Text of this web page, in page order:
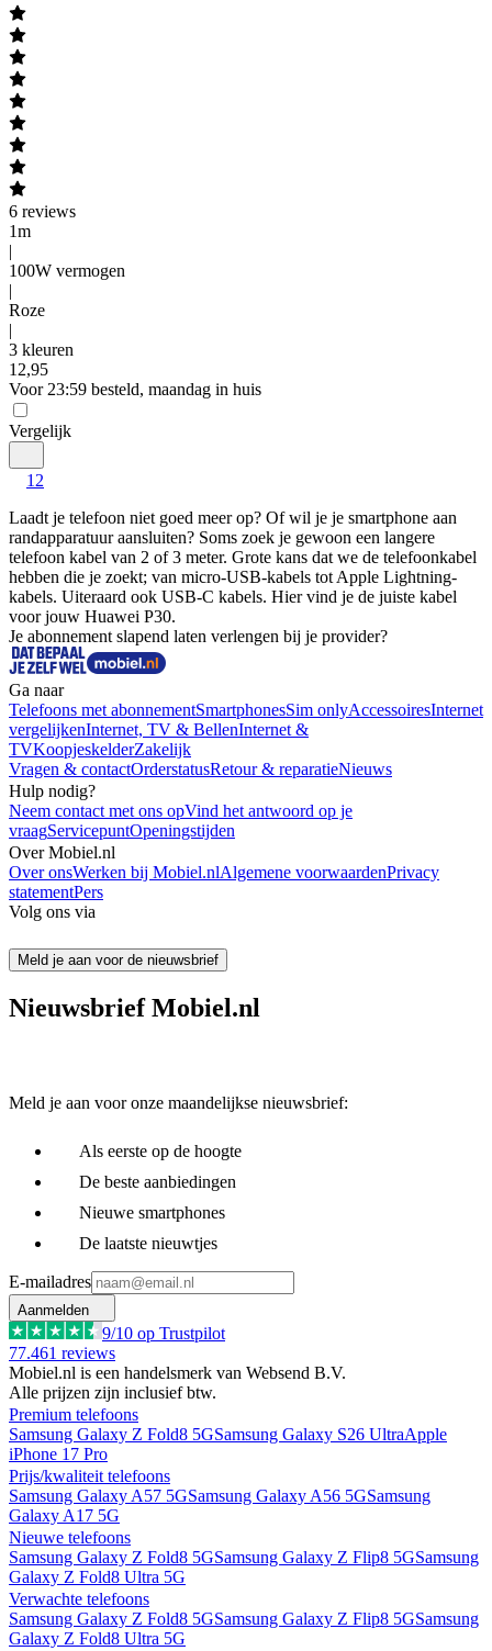
6 reviews
1m
|
100W vermogen
|
Roze
|
3 kleuren
12,95
Voor 23:59 besteld, maandag in huis
Vergelijk
1 2
Laadt je telefoon niet goed meer op? Of wil je je smartphone aan
randapparatuur aansluiten? Soms zoek je gewoon een langere
telefoon kabel van 2 of 3 meter. Grote kans dat we de telefoonkabel
hebben die je zoekt; van micro-USB-kabels tot Apple Lightning-
kabels. Uiteraard ook USB-C kabels. Hier vind je de juiste kabel
voor jouw Huawei P30.
Je abonnement slapend laten verlengen bij je provider?
Ga naar
Telefoons met abonnementSmartphonesSim onlyAccessoiresInternet
vergelijkenInternet, TV & BellenInternet &
TVKoopjeskelderZakelijk
Vragen & contactOrderstatusRetour & reparatieNieuws
Hulp nodig?
Neem contact met ons opVind het antwoord op je
vraagServicepuntOpeningstijden
Over Mobiel.nl
Over onsWerken bij Mobiel.nlAlgemene voorwaardenPrivacy
statementPers
Volg ons via
Meld je aan voor de nieuwsbrief
Nieuwsbrief Mobiel.nl
Meld je aan voor onze maandelijkse nieuwsbrief:
Als eerste op de hoogte
De beste aanbiedingen
Nieuwe smartphones
De laatste nieuwtjes
E-mailadres
Aanmelden
9/10 op Trustpilot
77.461 reviews
Mobiel.nl is een handelsmerk van Websend B.V.
Alle prijzen zijn inclusief btw.
Premium telefoons
Samsung Galaxy Z Fold8 5GSamsung Galaxy S26 UltraApple
iPhone 17 Pro
Prijs/kwaliteit telefoons
Samsung Galaxy A57 5GSamsung Galaxy A56 5GSamsung
Galaxy A17 5G
Nieuwe telefoons
Samsung Galaxy Z Fold8 5GSamsung Galaxy Z Flip8 5GSamsung
Galaxy Z Fold8 Ultra 5G
Verwachte telefoons
Samsung Galaxy Z Fold8 5GSamsung Galaxy Z Flip8 5GSamsung
Galaxy Z Fold8 Ultra 5G